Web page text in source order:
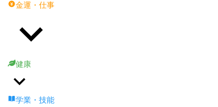
金運・仕事
健康
学業・技能